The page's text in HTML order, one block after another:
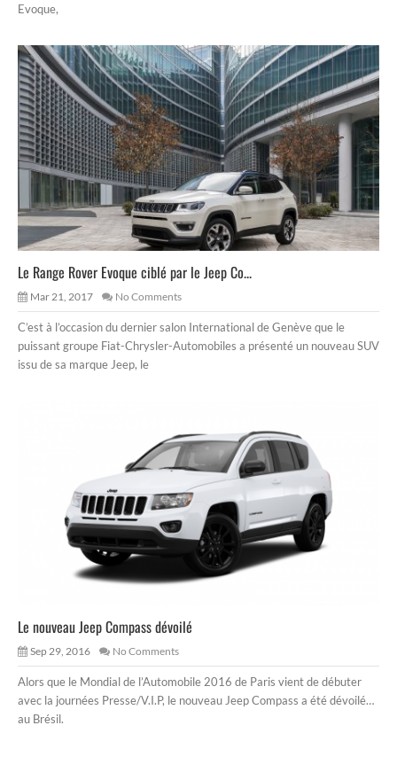
Evoque,
Le Range Rover Evoque ciblé par le Jeep Co...
Mar 21, 2017 No Comments
C’est à l’occasion du dernier salon International de Genève que le
puissant groupe Fiat-Chrysler-Automobiles a présenté un nouveau SUV
issu de sa marque Jeep, le
Le nouveau Jeep Compass dévoilé
Sep 29, 2016 No Comments
Alors que le Mondial de l’Automobile 2016 de Paris vient de débuter
avec la journées Presse/V.I.P, le nouveau Jeep Compass a été dévoilé…
au Brésil.